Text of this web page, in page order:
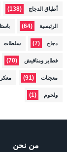
أطباق الدجاج (138)
الرئيسية (64) باستا
دجاج (7) سلطات
فطاير ومناقيش (70)
معجنات (91)
ولحوم (1)
من نحن